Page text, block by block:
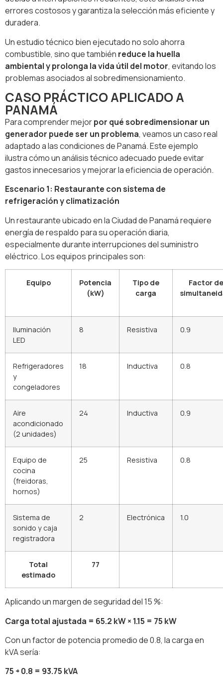
errores costosos y garantiza la selección más eficiente y
duradera.
Un estudio técnico bien ejecutado no solo ahorra
combustible, sino que también reduce la huella
ambiental y prolonga la vida útil del motor, evitando los
problemas asociados al sobredimensionamiento.
CASO PRÁCTICO APLICADO A
PANAMÁ
Para comprender mejorpor qué sobredimensionar un
generador puede ser un problema, veamos un caso real
adaptado a las condiciones de Panamá. Este ejemplo
ilustra cómo un análisis técnico adecuado puede evitar
gastos innecesarios y mejorar la eficiencia de operación.
Escenario 1: Restaurante con sistema de
refrigeración y climatización
Un restaurante ubicado en la Ciudad de Panamá requiere
energía de respaldo para su operación diaria,
especialmente durante interrupciones del suministro
eléctrico. Los equipos principales son:
Equipo
Potencia
(kW)
Tipo de
carga
Factor de
Iluminación
LED
8 Resistiva 0.9
Refrigeradores
y
congeladores
18 Inductiva 0.8
Aire
acondicionado
(2 unidades)
24 Inductiva 0.9
Equipo de
cocina
(freidoras,
hornos)
25 Resistiva 0.8
Sistema de
sonido y caja
registradora
2 Electrónica 1.0
Total
estimado
77
Aplicando un margen de seguridad del 15 %:
Carga total ajustada = 65.2 kW × 1.15 = 75 kW
Con un factor de potencia promedio de 0.8, la carga en
kVA sería:
75 ÷ 0.8 = 93.75 kVA